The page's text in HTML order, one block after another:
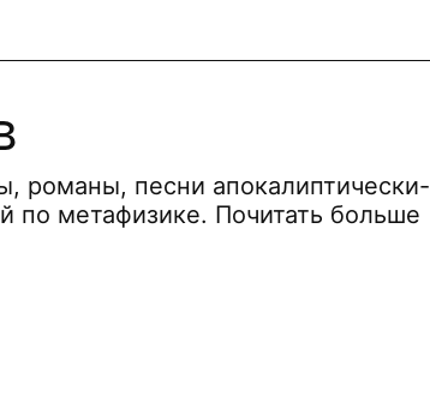
романы, песни апокалиптически-
по метафизике. Почитать больше